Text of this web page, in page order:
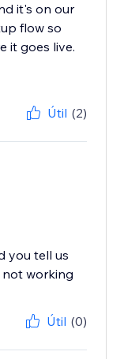
it's on our
flow so
it goes live.
Útil (2)
you tell us
working
Útil (0)